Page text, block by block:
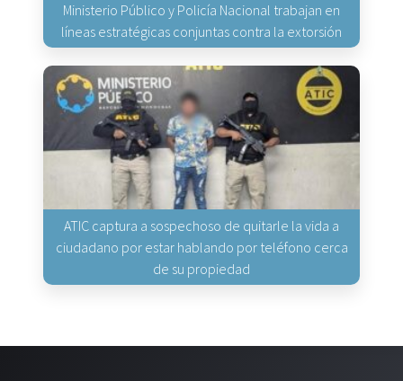
Ministerio Público y Policía Nacional trabajan en
líneas estratégicas conjuntas contra la extorsión
ATIC captura a sospechoso de quitarle la vida a
ciudadano por estar hablando por teléfono cerca
de su propiedad